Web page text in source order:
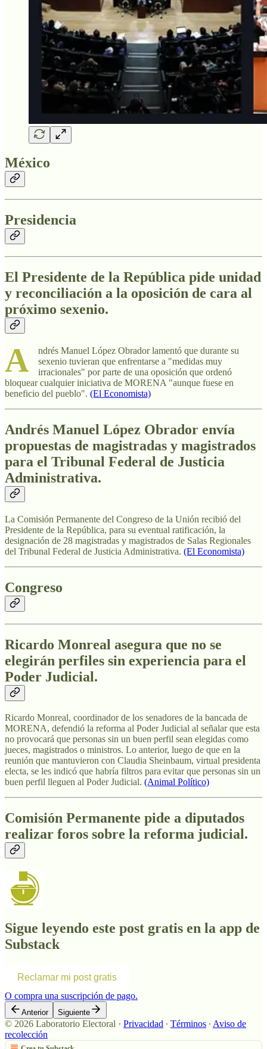
México
Presidencia
El Presidente de la República pide unidad
y reconciliación a la oposición de cara al
próximo sexenio.
A
ndrés Manuel López Obrador lamentó que durante su
sexenio tuvieran que enfrentarse a "medidas muy
irracionales" por parte de una oposición que ordenó
bloquear cualquier iniciativa de MORENA "aunque fuese en
beneficio del pueblo". (El Economista)
Andrés Manuel López Obrador envía
propuestas de magistradas y magistrados
para el Tribunal Federal de Justicia
Administrativa.
La Comisión Permanente del Congreso de la Unión recibió del
Presidente de la República, para su eventual ratificación, la
designación de 28 magistradas y magistrados de Salas Regionales
del Tribunal Federal de Justicia Administrativa. (El Economista)
Congreso
Ricardo Monreal asegura que no se
elegirán perfiles sin experiencia para el
Poder Judicial.
Ricardo Monreal, coordinador de los senadores de la bancada de
MORENA, defendió la reforma al Poder Judicial al señalar que esta
no provocará que personas sin un buen perfil sean elegidas como
jueces, magistrados o ministros. Lo anterior, luego de que en la
reunión que mantuvieron con Claudia Sheinbaum, virtual presidenta
electa, se les indicó que habría filtros para evitar que personas sin un
buen perfil lleguen al Poder Judicial. (Animal Político)
Comisión Permanente pide a diputados
realizar foros sobre la reforma judicial.
Sigue leyendo este post gratis en la app de
Substack
Reclamar mi post gratis
O compra una suscripción de pago.
Anterior Siguiente
© 2026 Laboratorio Electoral · Privacidad ∙ Términos ∙ Aviso de
recolección